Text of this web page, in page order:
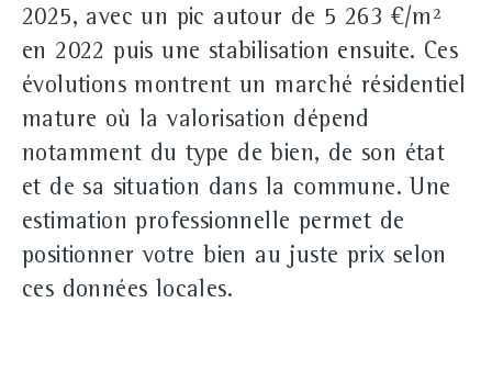
2025, avec un pic autour de 5 263 €/m²
en 2022 puis une stabilisation ensuite. Ces
évolutions montrent un marché résidentiel
mature où la valorisation dépend
notamment du type de bien, de son état
et de sa situation dans la commune. Une
estimation professionnelle permet de
positionner votre bien au juste prix selon
ces données locales.